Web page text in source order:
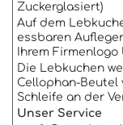
Zuckerglasiert)
Auf dem
essbaren
Ihrem
Die Lebkuchen
Cellophan-
Schleife an der
Unser Service